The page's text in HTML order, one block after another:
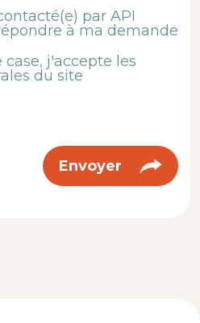
par API
à ma demande
j'accepte les
du site